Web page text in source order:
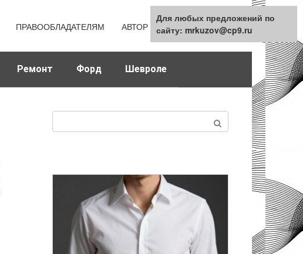
ПРАВООБЛАДАТЕЛЯМ АВТОР КАРТА САЙТА
Ремонт Форд Шевроле
Для любых предложений по
сайту: mrkuzov@cp9.ru
Для любых предложений по
сайту: mrkuzov@cp9.ru